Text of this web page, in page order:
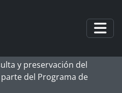
y preservación del
del Programa de